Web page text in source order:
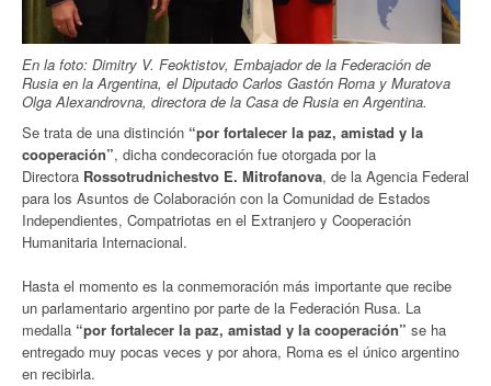
En la foto: Dimitry V. Feoktistov, Embajador de la Federación de
Rusia en la Argentina, el Diputado Carlos Gastón Roma y Muratova
Olga Alexandrovna, directora de la Casa de Rusia en Argentina.
Se trata de una distinción “por fortalecer la paz, amistad y la
cooperación”, dicha condecoración fue otorgada por la
Directora Rossotrudnichestvo E. Mitrofanova, de la Agencia Federal
para los Asuntos de Colaboración con la Comunidad de Estados
Independientes, Compatriotas en el Extranjero y Cooperación
Humanitaria Internacional.
Hasta el momento es la conmemoración más importante que recibe
un parlamentario argentino por parte de la Federación Rusa. La
medalla “por fortalecer la paz, amistad y la cooperación” se ha
entregado muy pocas veces y por ahora, Roma es el único argentino
en recibirla.